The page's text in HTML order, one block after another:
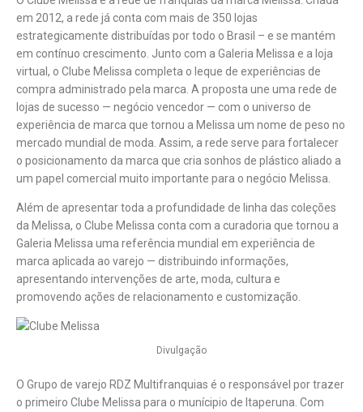
em 2012, a rede já conta com mais de 350 lojas
estrategicamente distribuídas por todo o Brasil – e se mantém
em contínuo crescimento. Junto com a Galeria Melissa e a loja
virtual, o Clube Melissa completa o leque de experiências de
compra administrado pela marca. A proposta une uma rede de
lojas de sucesso — negócio vencedor — com o universo de
experiência de marca que tornou a Melissa um nome de peso no
mercado mundial de moda. Assim, a rede serve para fortalecer
o posicionamento da marca que cria sonhos de plástico aliado a
um papel comercial muito importante para o negócio Melissa.
Além de apresentar toda a profundidade de linha das coleções
da Melissa, o Clube Melissa conta com a curadoria que tornou a
Galeria Melissa uma referência mundial em experiência de
marca aplicada ao varejo — distribuindo informações,
apresentando intervenções de arte, moda, cultura e
promovendo ações de relacionamento e customização.
Divulgação
O Grupo de varejo RDZ Multifranquias é o responsável por trazer
o primeiro Clube Melissa para o munícipio de Itaperuna. Com